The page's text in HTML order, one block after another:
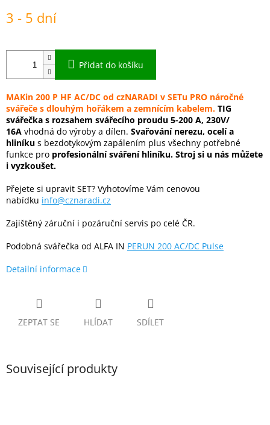
cena:
3 - 5 dní
Přidat do košíku
MAKin 200 P HF AC/DC od czNARADI v SETu PRO náročné
svářeče s dlouhým hořákem a zemnícím kabelem. TIG
svářečka s rozsahem svářecího proudu 5-200 A, 230V/
16A vhodná do výroby a dílen. Svařování nerezu, ocelí a
hliníku s bezdotykovým zapálením plus všechny potřebné
funkce pro profesionální sváření hliníku. Stroj si u nás můžete
i vyzkoušet.
Přejete si upravit SET? Vyhotovíme Vám cenovou
nabídku info@cznaradi.cz
Zajištěný záruční i pozáruční servis po celé ČR.
Podobná svářečka od ALFA IN PERUN 200 AC/DC Pulse
Detailní informace
ZEPTAT SE HLÍDAT SDÍLET
Související produkty